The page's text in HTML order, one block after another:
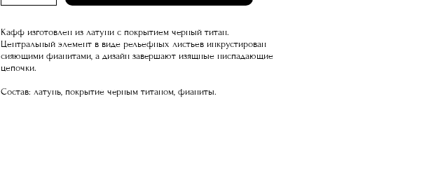
Кафф изготовлен из латуни с покрытием черный титан.
Центральный элемент в виде рельефных листьев инкрустирован
сияющими фианитами, а дизайн завершают изящные ниспадающие
цепочки.
Состав: латунь, покрытие черным титаном, фианиты.